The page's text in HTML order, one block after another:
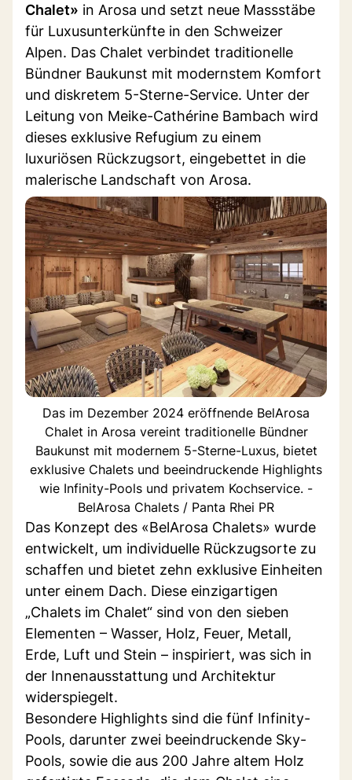
Chalet» in Arosa und setzt neue Massstäbe
für Luxusunterkünfte in den Schweizer
Alpen. Das Chalet verbindet traditionelle
Bündner Baukunst mit modernstem Komfort
und diskretem 5-Sterne-Service. Unter der
Leitung von Meike-Cathérine Bambach wird
dieses exklusive Refugium zu einem
luxuriösen Rückzugsort, eingebettet in die
malerische Landschaft von Arosa.
Das im Dezember 2024 eröffnende BelArosa
Chalet in Arosa vereint traditionelle Bündner
Baukunst mit modernem 5-Sterne-Luxus, bietet
exklusive Chalets und beeindruckende Highlights
wie Infinity-Pools und privatem Kochservice. -
BelArosa Chalets / Panta Rhei PR
Das Konzept des «BelArosa Chalets» wurde
entwickelt, um individuelle Rückzugsorte zu
schaffen und bietet zehn exklusive Einheiten
unter einem Dach. Diese einzigartigen
„Chalets im Chalet“ sind von den sieben
Elementen – Wasser, Holz, Feuer, Metall,
Erde, Luft und Stein – inspiriert, was sich in
der Innenausstattung und Architektur
widerspiegelt.
Besondere Highlights sind die fünf Infinity-
Pools, darunter zwei beeindruckende Sky-
Pools, sowie die aus 200 Jahre altem Holz